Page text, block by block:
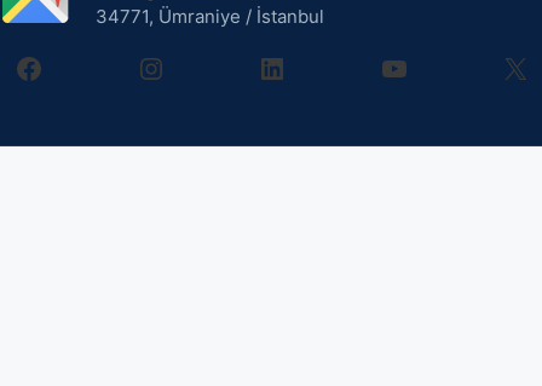
34771, Ümraniye / İstanbul
facebookinstagramlinkedin youtube X